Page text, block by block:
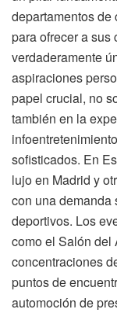
departamentos
para ofrecer a
verdaderamente
aspiraciones
papel crucial, no
también en la
sofisticados. En
lujo en Madrid y
con una demanda
deportivos. Los
como el Salón del
concentraciones
puntos de
automoción de